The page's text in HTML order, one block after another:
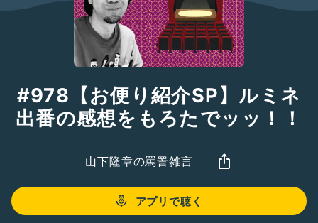
#978【お便り紹介SP】ルミネ
出番の感想をもろたでッッ！！
山下隆章の罵詈雑言
アプリで聴く